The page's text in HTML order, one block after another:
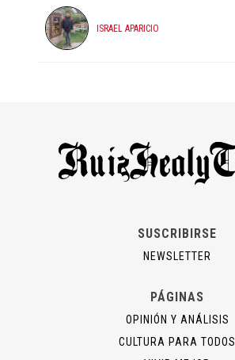
ISRAEL APARICIO
SUSCRIBIRSE
NEWSLETTER
PÁGINAS
OPINIÓN Y ANÁLISIS
CULTURA PARA TODOS